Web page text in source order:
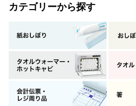
カテゴリーから探す